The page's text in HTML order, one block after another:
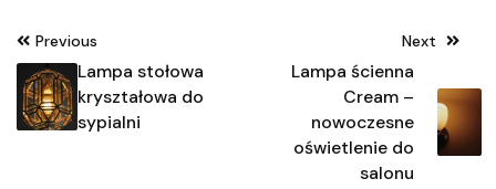
Nawigacja
wpisu
Previous
Lampa stołowa
kryształowa do
sypialni
Next
Lampa ścienna
Cream –
nowoczesne
oświetlenie do
salonu